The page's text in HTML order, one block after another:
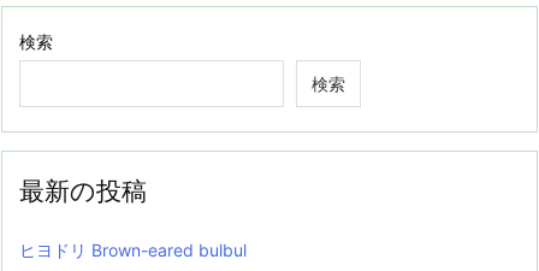
検索
検索
最新の投稿
ヒヨドリ Brown-eared bulbul